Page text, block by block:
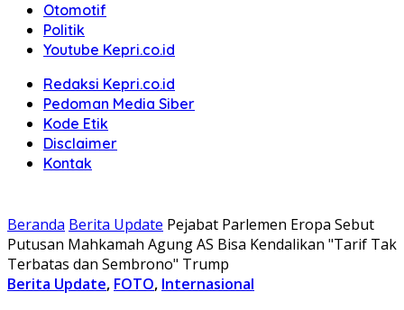
Otomotif
Politik
Youtube Kepri.co.id
Redaksi Kepri.co.id
Pedoman Media Siber
Kode Etik
Disclaimer
Kontak
Beranda Berita Update Pejabat Parlemen Eropa Sebut
Putusan Mahkamah Agung AS Bisa Kendalikan "Tarif Tak
Terbatas dan Sembrono" Trump
Berita Update, FOTO, Internasional